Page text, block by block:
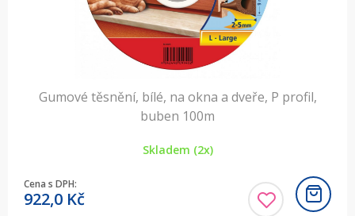
Gumové těsnění, bílé, na okna a dveře, P profil,
buben 100m
Skladem (2x)
Cena s DPH:
922,0 Kč